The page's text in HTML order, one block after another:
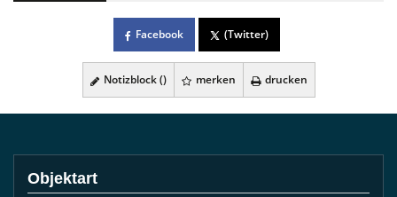
Facebook (Twitter)
Notizblock () merken drucken
Objektart